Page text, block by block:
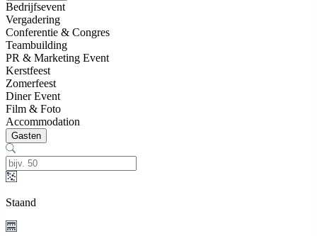
Bedrijfsevent
Vergadering
Conferentie & Congres
Teambuilding
PR & Marketing Event
Kerstfeest
Zomerfeest
Diner Event
Film & Foto
Accommodation
Gasten
Staand